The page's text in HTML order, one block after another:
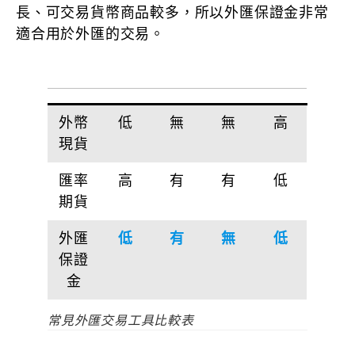
長、可交易貨幣商品較多，所以外匯保證金非常
適合用於外匯的交易。
外幣
現貨
低 無 無 高
匯率
期貨
高 有 有 低
外匯
保證
金
低 有 無 低
常見外匯交易工具比較表